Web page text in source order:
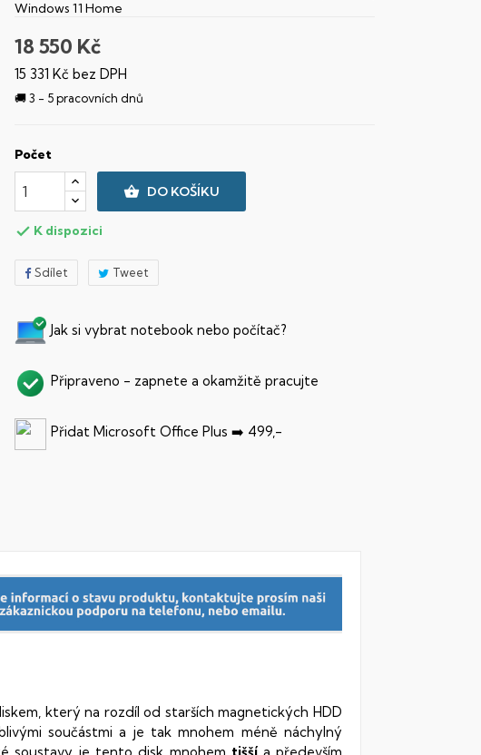
Windows 11 Home
18 550 Kč
15 331 Kč bez DPH
🚚 3 - 5 pracovních dnů
Počet
 DO KOŠÍKU
 K dispozici
Sdílet Tweet
Jak si vybrat notebook nebo počítač?
Připraveno - zapnete a okamžitě pracujte
Přidat Microsoft Office Plus ➡️ 499,-
který na rozdíl od starších magnetických HDD
součástmi a je tak mnohem méně náchylný